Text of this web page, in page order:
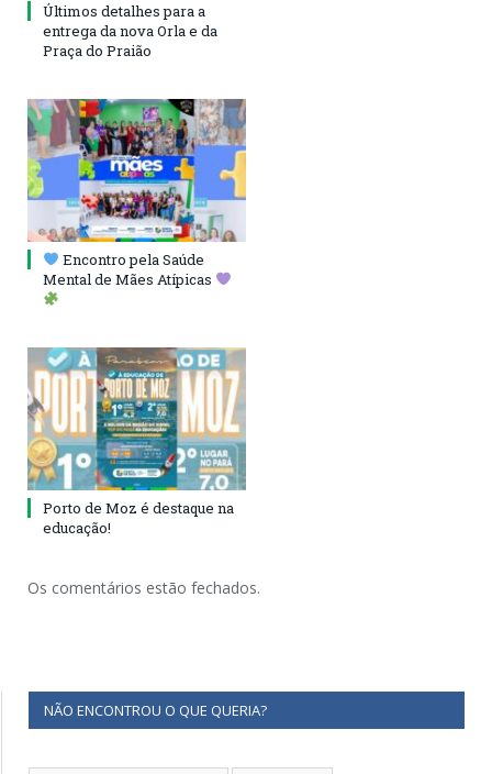
Últimos detalhes para a
entrega da nova Orla e da
Praça do Praião
Encontro pela Saúde
Mental de Mães Atípicas
Porto de Moz é destaque na
educação!
Os comentários estão fechados.
NÃO ENCONTROU O QUE QUERIA?